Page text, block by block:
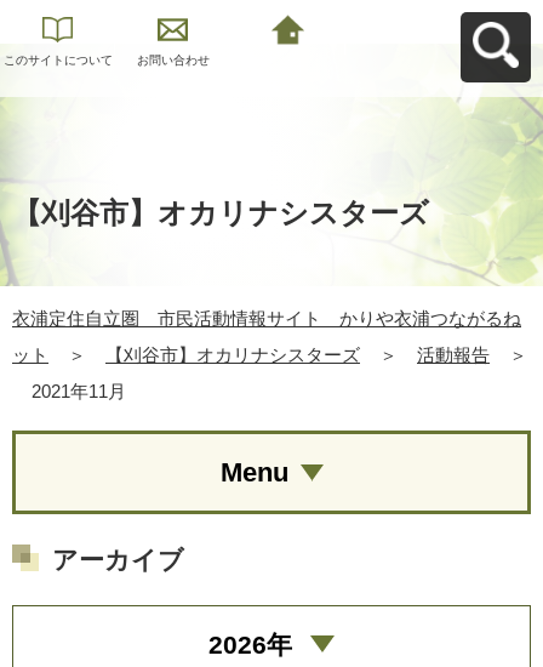
このサイトについて お問い合わせ
【刈谷市】オカリナシスターズ
衣浦定住自立圏 市民活動情報サイト かりや衣浦つながるね
ット
＞ 【刈谷市】オカリナシスターズ ＞ 活動報告
＞
2021年11月
Menu
アーカイブ
2026年